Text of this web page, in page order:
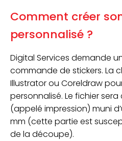
Comment créer
personnalisé ?
Digital Services demande
commande de stickers. La
Illustrator ou Coreldraw
personnalisé. Le fichier sera
(appelé impression) muni
mm (cette partie est
de la découpe).